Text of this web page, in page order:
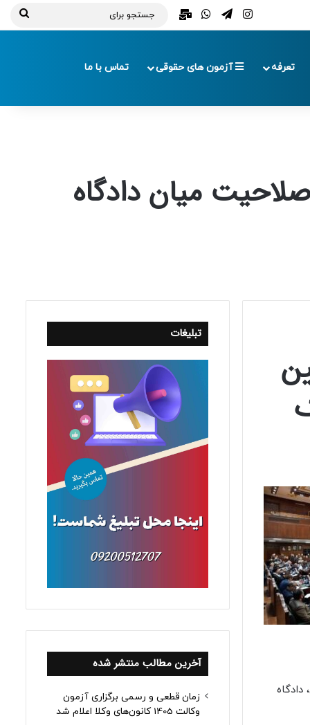
اینستاگرام
تلگرامواتس آپ
ایمیل
تعرفه آزمون های حقوقی تماس با ما
میان دادگاه
یک
2 واقع در یک استان، دادگاه
تبلیغات
آخرین مطالب منتشر شده
زمان قطعی و رسمی برگزاری آزمون
وکالت 1405 کانون‌های وکلا اعلام شد